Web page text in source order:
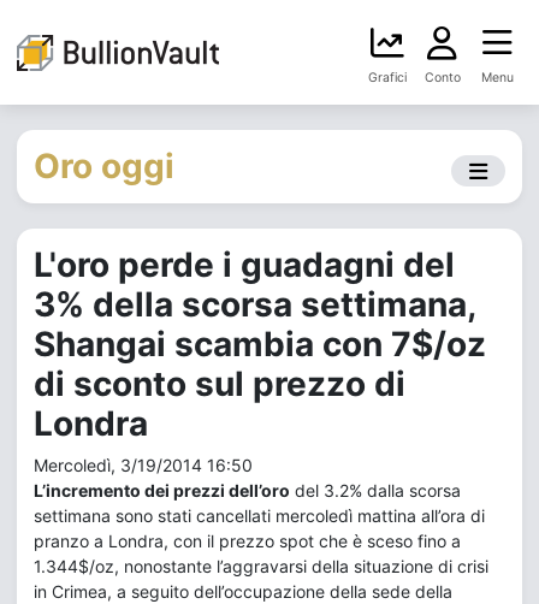
Grafici Conto Menu
Oro oggi
L'oro perde i guadagni del
3% della scorsa settimana,
Shangai scambia con 7$/oz
di sconto sul prezzo di
Londra
Mercoledì, 3/19/2014 16:50
L’incremento dei prezzi dell’oro del 3.2% dalla scorsa
settimana sono stati cancellati mercoledì mattina all’ora di
pranzo a Londra, con il prezzo spot che è sceso fino a
1.344$/oz, nonostante l’aggravarsi della situazione di crisi
in Crimea, a seguito dell’occupazione della sede della